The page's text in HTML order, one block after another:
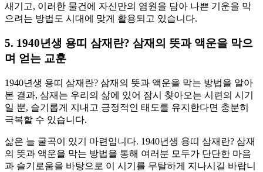
새기고, 이러한 물건에 자신만의 염원을 담아 나쁜 기운을 막
으려는 방법도 시대에 맞게 활용되고 있습니다.
5. 1940년생 용띠 삼재란? 삼재의 뜻과 액운을 막으
며 얻는 교훈
1940년생 용띠 삼재란? 삼재의 뜻과 액운을 막는 방법을 알아
본 결과, 삼재는 우리의 삶에 있어 잠시 찾아오는 시련의 시기
일 뿐, 슬기롭게 지내고 긍정적인 태도를 유지한다면 충분히
극복할 수 있습니다.
삶은 늘 굴곡이 있기 마련입니다. 1940년생 용띠 삼재란? 삼재
의 뜻과 액운을 막는 방법을 통해 여러분 모두가 단단한 마음
과 슬기로움을 바탕으로 이 시기를 무탈하게 지나시길 바랍니